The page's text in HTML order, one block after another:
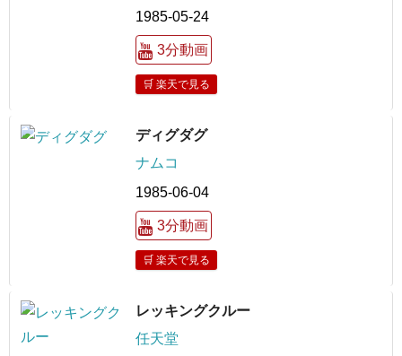
1985-05-24
3分動画
🛒 楽天で見る
ディグダグ
ナムコ
1985-06-04
3分動画
🛒 楽天で見る
レッキングクルー
任天堂